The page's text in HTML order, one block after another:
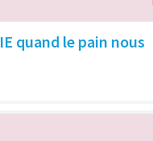
quand le pain nous